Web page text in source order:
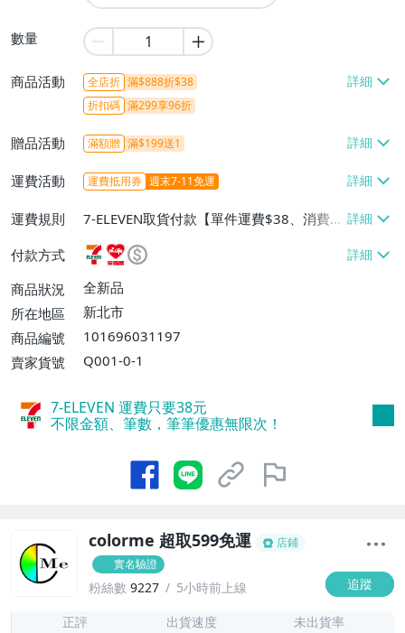
數量
商品活動 全店折 滿$888折$38
折扣碼 滿299享96折
贈品活動 滿額贈 滿$199送1
運費活動 運費抵用券 週末7-11免運
運費規則
7-ELEVEN取貨付款【單件運費$38、消費滿
$599免運費】、7-ELEVEN取貨不付款【單
件運費$38、消費滿$599免運費】、萊爾富
取貨付款【單件運費$60、消費滿$599免運
費】、宅配/貨運【單件運費$100、消費滿
付款方式
商品狀況
全新品
所在地區
新北市
商品編號
101696031197
賣家貨號
Q001-0-1
7-ELEVEN 運費只要38元
不限金額、筆數，筆筆優惠無限次！
colorme 超取599免運
店鋪
實名驗證
粉絲數 9227 5小時前上線 追蹤
正評 出貨速度 未出貨率